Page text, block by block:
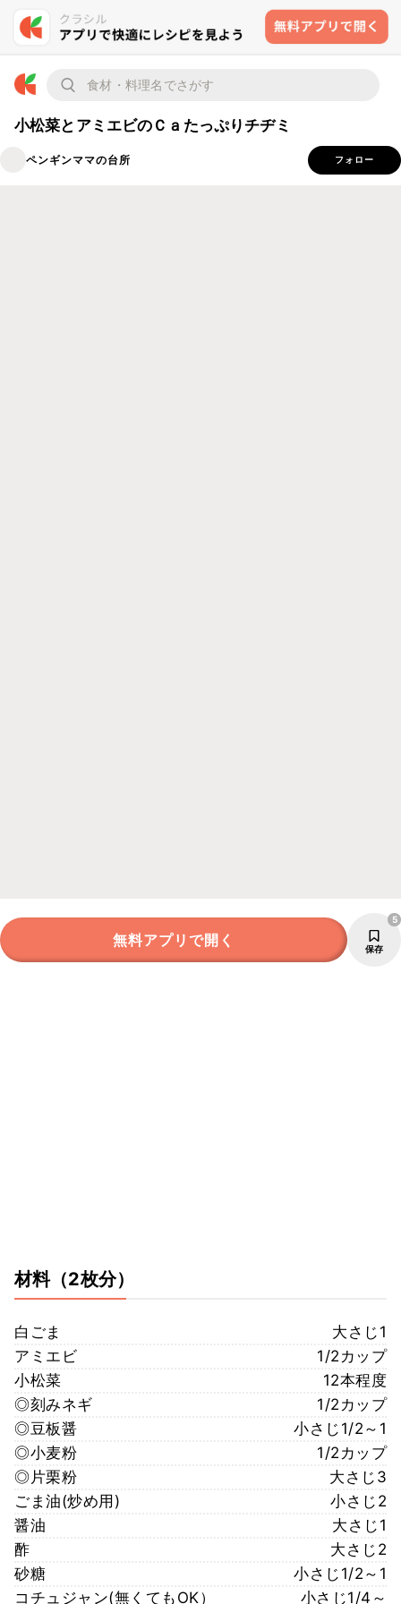
小松菜とアミエビのＣａたっぷりチヂミ
ペンギンママの台所 フォロー
無料アプリで開く 保存
5
材料（2枚分）
白ごま
大さじ1
アミエビ
1/2カップ
小松菜
12本程度
◎刻みネギ
1/2カップ
◎豆板醤
小さじ1/2～1
◎小麦粉
1/2カップ
◎片栗粉
大さじ3
ごま油(炒め用)
小さじ2
醤油
大さじ1
酢
大さじ2
砂糖
小さじ1/2～1
コチュジャン(無くてもOK）
小さじ1/4～